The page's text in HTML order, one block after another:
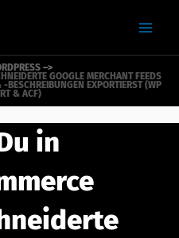
GOOGLE MERCHANT FEEDS M
EXPORTIERST (WP A
& ACF)
in